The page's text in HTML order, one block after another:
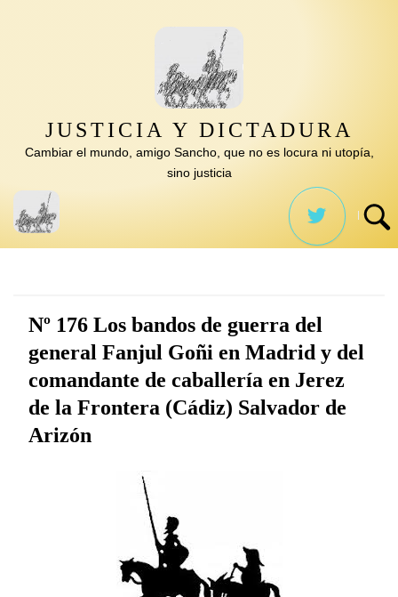
JUSTICIA Y DICTADURA
Cambiar el mundo, amigo Sancho, que no es locura ni utopía,
sino justicia
Nº 176 Los bandos de guerra del
general Fanjul Goñi en Madrid y del
comandante de caballería en Jerez
de la Frontera (Cádiz) Salvador de
Arizón